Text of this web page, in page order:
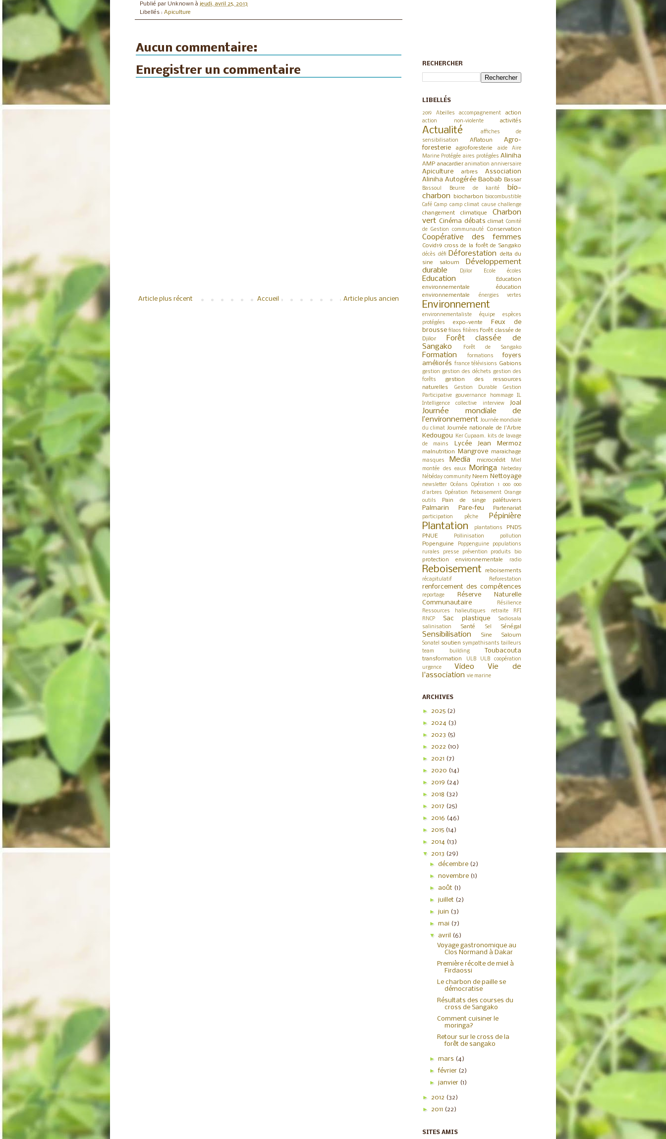
Publié par Unknown à jeudi, avril 25, 2013
Libellés : Apiculture
Aucun commentaire:
Enregistrer un commentaire
Article plus récent Article plus ancien
Accueil
RECHERCHER
LIBELLÉS
2019 Abeilles accompagnement action
action non-violente activités
Actualité
affiches de
sensibilisation
Aflatoun
Agro-
foresterie
agroforesterie aide
Aire
Marine Protégée aires protégées Aliniha
AMP anacardier animation anniversaire
Apiculture arbres
Association
Aliniha Autogérée Baobab Bassar
Bassoul Beurre de karité
bio-
charbon
biocharbon biocombustible
Café Camp camp climat cause challenge
changement climatique
Charbon
vert Cinéma débats climat Comité
de Gestion
communauté Conservation
Coopérative des femmes
Covid19 cross de la forêt de Sangako
décès défi Déforestation
delta du
sine saloum
Développement
durable
Djilor Ecole écoles
Education
Education
environnementale
éducation
environnementale
énergies vertes
Environnement
environnementaliste équipe
espèces
protégées
expo-vente
Feux de
brousse filaos filières Forêt classée de
Djilor
Forêt classée de
Sangako
Forêt de Sangako
Formation formations
foyers
améliorés france télévisions Gabions
gestion gestion des déchets gestion des
forêts
gestion des ressources
naturelles
Gestion Durable
Gestion
Participative
gouvernance hommage
IL
Intelligence collective
interview Joal
Journée mondiale de
l’environnement Journée mondiale
du climat Journée nationale de l'Arbre
Kedougou Ker Cupaam.
kits de lavage
de mains
Lycée Jean Mermoz
malnutrition Mangrove maraichage
masques Media microcrédit
Miel
montée des eaux
Moringa
Nebeday
Nébéday community Neem Nettoyage
newsletter Océans
Opération 1 000 000
d'arbres
Opération Reboisement Orange
outils
Pain de singe palétuviers
Palmarin Pare-feu Partenariat
participation pêche Pépinière
Plantation plantations
PNDS
PNUE
Pollinisation pollution
Popenguine Poppenguine
populations
rurales
presse prévention produits bio
protection environnementale radio
Reboisement reboisements
récapitulatif Reforestation
renforcement des compétences
reportage
Réserve Naturelle
Communautaire
Résilience
Ressources halieutiques
retraite
RFI
RNCP
Sac plastique
Sadiosala
salinisation
Santé Sel Sénégal
Sensibilisation Sine Saloum
Sonatel soutien sympathisants tailleurs
team building
Toubacouta
transformation ULB
ULB coopération
urgence
Video
Vie de
l'association vie marine
ARCHIVES
► 2025 (2)
► 2024 (3)
► 2023 (5)
► 2022 (10)
► 2021 (7)
► 2020 (14)
► 2019 (24)
► 2018 (32)
► 2017 (25)
► 2016 (46)
► 2015 (14)
► 2014 (13)
▼ 2013 (29)
► décembre (2)
►novembre (1)
► août (1)
►juillet (2)
►juin (3)
►mai (7)
▼ avril
(6)
Voyage gastronomique au
Clos Normand à Dakar
Première récolte de miel à
Firdaossi
Le charbon de paille se
démocratise
Résultats des courses du
cross de Sangako
Comment cuisiner le
moringa?
Retour sur le cross de la
forêt de sangako
►mars (4)
►février (2)
►janvier (1)
► 2012 (32)
► 2011 (22)
SITES AMIS